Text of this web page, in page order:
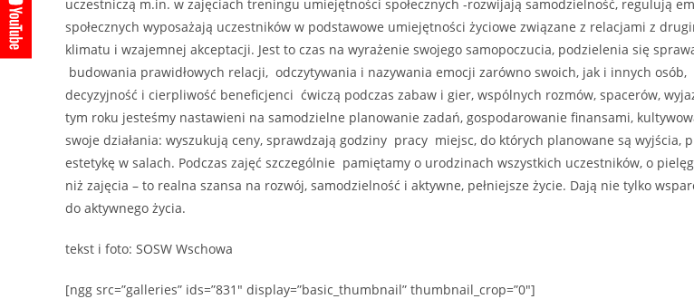
uczestniczą m.in. w zajęciach treningu umiejętności społecznych -rozwijają samodzielność, regulują
społecznych wyposażają uczestników w podstawowe umiejętności życiowe związane z relacjami z
klimatu i wzajemnej akceptacji. Jest to czas na wyrażenie swojego samopoczucia, podzielenia się
budowania prawidłowych relacji, odczytywania i nazywania emocji zarówno swoich, jak i innych
decyzyjność i cierpliwość beneficjenci ćwiczą podczas zabaw i gier, wspólnych rozmów, spacerów,
tym roku jesteśmy nastawieni na samodzielne planowanie zadań, gospodarowanie finansami,
swoje działania: wyszukują ceny, sprawdzają godziny pracy miejsc, do których planowane są
estetykę w salach. Podczas zajęć szczególnie pamiętamy o urodzinach wszystkich uczestników, o
niż zajęcia – to realna szansa na rozwój, samodzielność i aktywne, pełniejsze życie. Dają nie tylko
do aktywnego życia.
tekst i foto: SOSW Wschowa
[ngg src=”galleries” ids=”831″ display=”basic_thumbnail” thumbnail_crop=”0″]